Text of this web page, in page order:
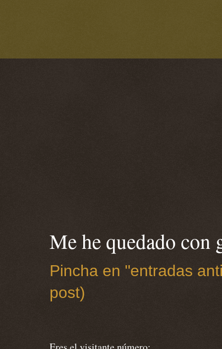
Me he quedado con
Pincha en "entradas
post)